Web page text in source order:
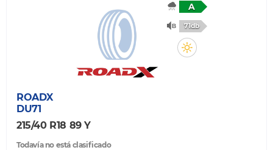
A
71db
ROADX
DU71
215/40 R18 89 Y
Todavía no está clasificado